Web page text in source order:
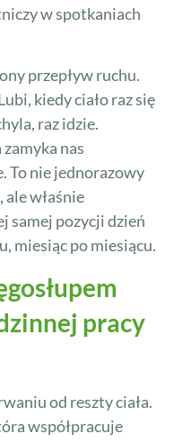
w spotkaniach
przepływ ruchu.
kiedy ciało raz się
raz idzie.
nas
To nie jednorazowy
właśnie
samej pozycji dzień
miesiąc po miesiącu.
pracy
od reszty ciała.
współpracuje